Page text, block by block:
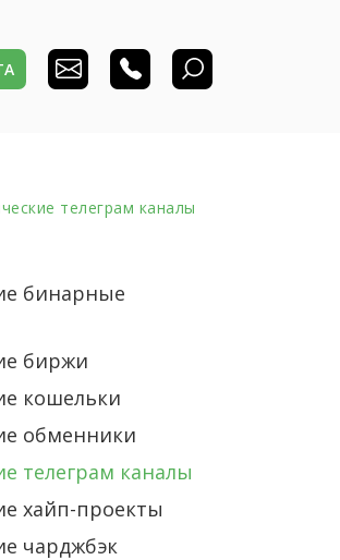
телеграм каналы
бинарные
биржи
кошельки
обменники
телеграм каналы
хайп-проекты
чарджбэк